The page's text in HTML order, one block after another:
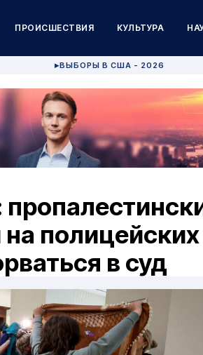
ПРОИСШЕСТВИЯ КУЛЬТУРА
▶ВЫБОРЫ В США - 2026
полицейских
в суд